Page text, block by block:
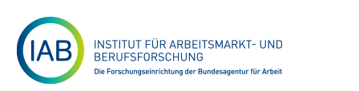
zum
Inhalt